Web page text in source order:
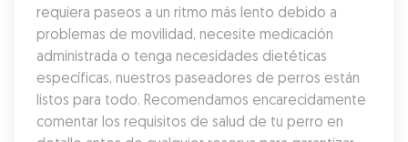
requiera paseos a un ritmo más lento debido a
problemas de movilidad, necesite medicación
administrada o tenga necesidades dietéticas
específicas, nuestros paseadores de perros están
listos para todo. Recomendamos encarecidamente
comentar los requisitos de salud de tu perro en